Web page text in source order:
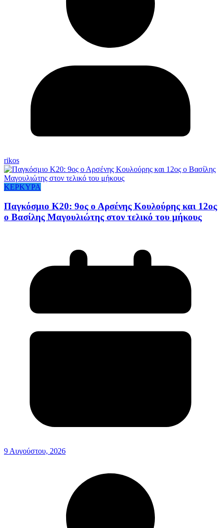
rikos
ΚΕΡΚΥΡΑ
Παγκόσμιο Κ20: 9ος ο Αρσένης Κουλούρης και 12ος
ο Βασίλης Μαγουλιώτης στον τελικό του μήκους
9 Αυγούστου, 2026